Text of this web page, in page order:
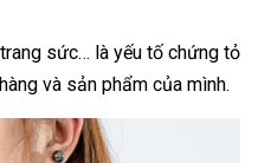
sức… là yếu tố chứng tỏ
và sản phẩm của mình.